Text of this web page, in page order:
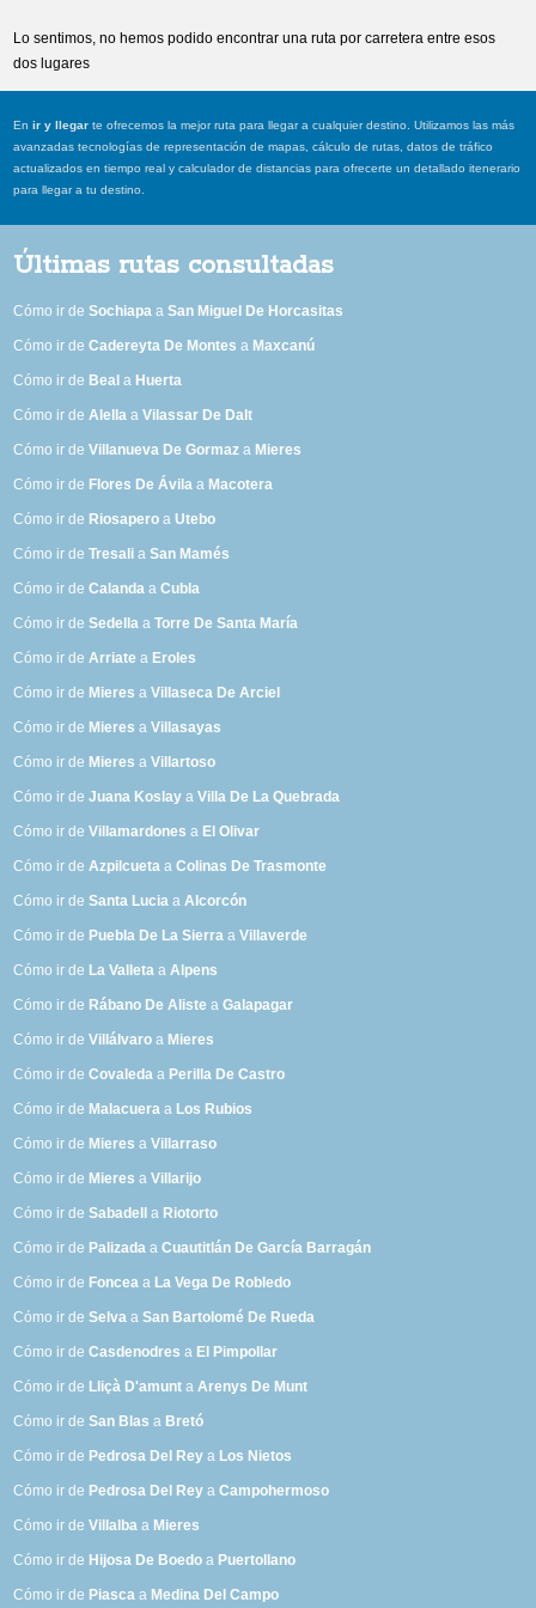
Lo sentimos, no hemos podido encontrar una ruta por carretera entre esos
dos lugares
Enir y llegar te ofrecemos la mejor ruta para llegar a cualquier destino. Utilizamos las más
avanzadas tecnologías de representación de mapas, cálculo de rutas, datos de tráfico
actualizados en tiempo real y calculador de distancias para ofrecerte un detallado itenerario
para llegar a tu destino.
Últimas rutas consultadas
Cómo ir deSochiapa aSan Miguel De Horcasitas
Cómo ir deCadereyta De Montes a Maxcanú
Cómo ir de Beal a Huerta
Cómo ir deAlella aVilassar De Dalt
Cómo ir deVillanueva De Gormaz a Mieres
Cómo ir de Flores De Ávila a Macotera
Cómo ir de Riosapero aUtebo
Cómo ir deTresali aSan Mamés
Cómo ir deCalanda aCubla
Cómo ir deSedella aTorre De Santa María
Cómo ir deArriate a Eroles
Cómo ir de Mieres aVillaseca De Arciel
Cómo ir de Mieres aVillasayas
Cómo ir de Mieres aVillartoso
Cómo ir deJuana Koslay aVilla De La Quebrada
Cómo ir deVillamardones a El Olivar
Cómo ir deAzpilcueta aColinas De Trasmonte
Cómo ir deSanta Lucia aAlcorcón
Cómo ir de Puebla De La Sierra aVillaverde
Cómo ir de La Valleta aAlpens
Cómo ir de Rábano De Aliste aGalapagar
Cómo ir deVillálvaro a Mieres
Cómo ir deCovaleda a Perilla De Castro
Cómo ir de Malacuera a Los Rubios
Cómo ir de Mieres aVillarraso
Cómo ir de Mieres aVillarijo
Cómo ir deSabadell a Riotorto
Cómo ir de Palizada aCuautitlán De García Barragán
Cómo ir de Foncea a La Vega De Robledo
Cómo ir deSelva aSan Bartolomé De Rueda
Cómo ir deCasdenodres a El Pimpollar
Cómo ir de Lliçà D'amunt aArenys De Munt
Cómo ir deSan Blas a Bretó
Cómo ir de Pedrosa Del Rey a Los Nietos
Cómo ir de Pedrosa Del Rey aCampohermoso
Cómo ir deVillalba a Mieres
Cómo ir de Hijosa De Boedo a Puertollano
Cómo ir de Piasca a Medina Del Campo